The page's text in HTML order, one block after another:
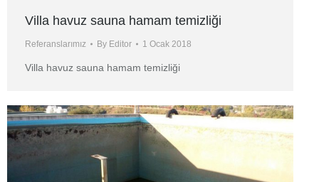
Villa havuz sauna hamam temizliği
Referanslarımız By Editor 1 Ocak 2018
Villa havuz sauna hamam temizliği